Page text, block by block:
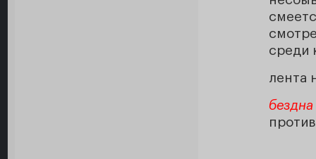
среди
лента
бездна